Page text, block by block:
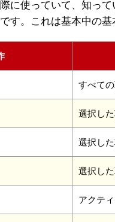
に使っていて、知っ
す。これは基本中の基
すべて
選択し
選択し
選択し
アクテ